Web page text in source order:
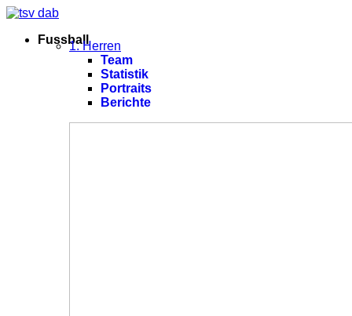
Fussball1. Herren
Team
Statistik
Portraits
Berichte